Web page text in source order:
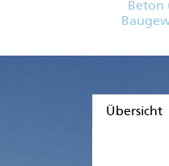
Beton
Übersicht